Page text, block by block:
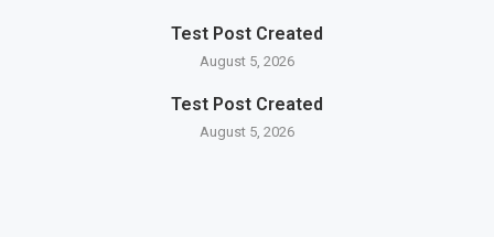
Test Post Created
August 5, 2026
Test Post Created
August 5, 2026